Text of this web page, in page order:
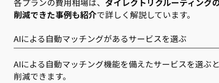
各プランの費用相場は、 ダイレクトリクルーティング
削減できた事例も紹介で詳しく解説しています。
AIによる自動マッチングがあるサービスを選ぶ
AIによる自動マッチング機能を備えたサービスを選ぶ
削減できます。